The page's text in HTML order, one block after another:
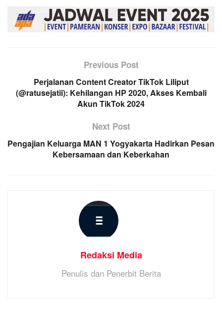
Previous Post
Perjalanan Content Creator TikTok Liliput
(@ratusejatii): Kehilangan HP 2020, Akses Kembali
Akun TikTok 2024
Next Post
Pengajian Keluarga MAN 1 Yogyakarta Hadirkan Pesan
Kebersamaan dan Keberkahan
Redaksi Media
Penulis dan Penerbit Berita